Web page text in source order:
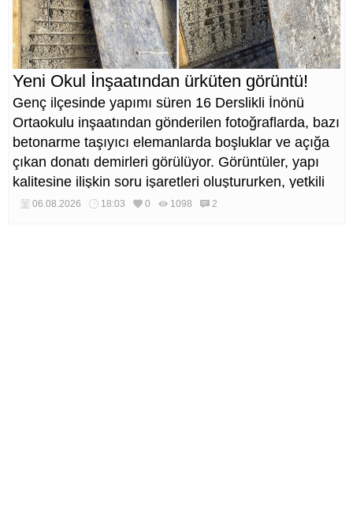
Yeni Okul İnşaatından ürküten görüntü!
Genç ilçesinde yapımı süren 16 Derslikli İnönü
Ortaokulu inşaatından gönderilen fotoğraflarda, bazı
betonarme taşıyıcı elemanlarda boşluklar ve açığa
çıkan donatı demirleri görülüyor. Görüntüler, yapı
kalitesine ilişkin soru işaretleri oluştururken, yetkili
kurumların teknik inceleme yapması çağrısı yapıldı.
06.08.2026 18:03 0 1098 2